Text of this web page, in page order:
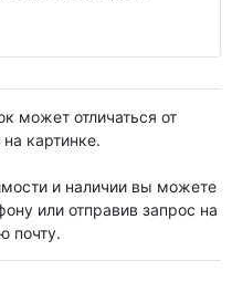
может отличаться от
картинке.
и наличии вы можете
или отправив запрос на
почту.